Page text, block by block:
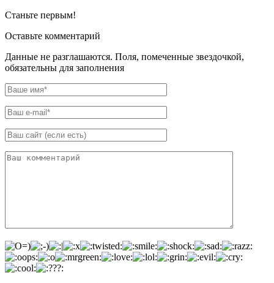
Станьте первым!
Оставьте комментарий
Данные не разглашаются. Поля, помеченные звездочкой,
обязательны для заполнения